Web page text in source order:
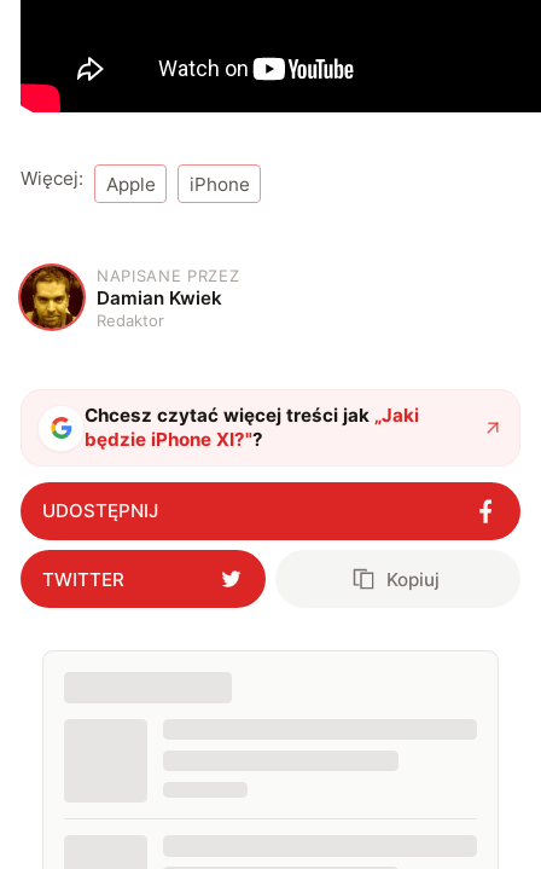
Więcej: Apple iPhone
D
NAPISANE PRZEZ
Damian Kwiek
Redaktor
Chcesz czytać więcej treści jak „Jaki
będzie iPhone XI?"?
UDOSTĘPNIJ
TWITTER Kopiuj